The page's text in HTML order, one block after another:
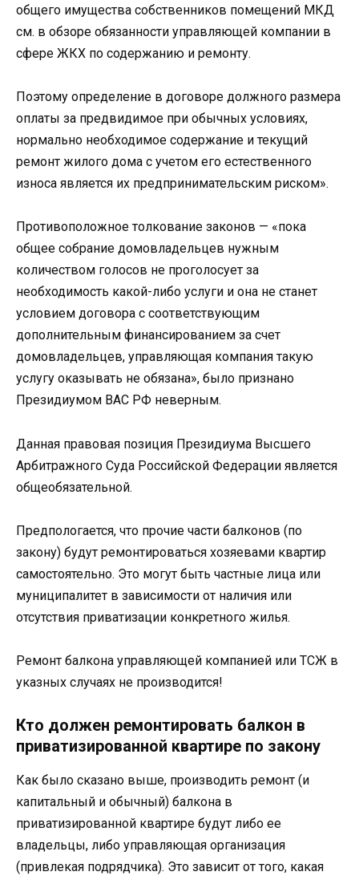
общего имущества собственников помещений МКД
см. в обзоре обязанности управляющей компании в
сфере ЖКХ по содержанию и ремонту.
Поэтому определение в договоре должного размера
оплаты за предвидимое при обычных условиях,
нормально необходимое содержание и текущий
ремонт жилого дома с учетом его естественного
износа является их предпринимательским риском».
Противоположное толкование законов — «пока
общее собрание домовладельцев нужным
количеством голосов не проголосует за
необходимость какой-либо услуги и она не станет
условием договора с соответствующим
дополнительным финансированием за счет
домовладельцев, управляющая компания такую
услугу оказывать не обязана», было признано
Президиумом ВАС РФ неверным.
Данная правовая позиция Президиума Высшего
Арбитражного Суда Российской Федерации является
общеобязательной.
Предпологается, что прочие части балконов (по
закону) будут ремонтироваться хозяевами квартир
самостоятельно. Это могут быть частные лица или
муниципалитет в зависимости от наличия или
отсутствия приватизации конкретного жилья.
Ремонт балкона управляющей компанией или ТСЖ в
указных случаях не производится!
Кто должен ремонтировать балкон в
приватизированной квартире по закону
Как было сказано выше, производить ремонт (и
капитальный и обычный) балкона в
приватизированной квартире будут либо ее
владельцы, либо управляющая организация
(привлекая подрядчика). Это зависит от того, какая